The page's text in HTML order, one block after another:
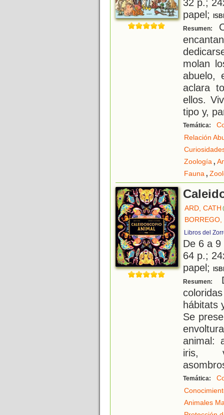
papel;
Resumen:
molan
abuelo,
aclara
ellos.
tipo y,
Temática:
Relación
Zoología ,
Fauna ,
ARD, CATH
BORREGO,
Libros del
De 6 a
64 p.;
papel;
Resumen:
hábitats
Se
animal:
iris,
Temática:
Animales